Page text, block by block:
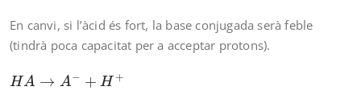
En canvi, si l’àcid és fort, la base conjugada serà feble
(tindrà poca capacitat per a acceptar protons).
HA → A− + H +
HA→ A +H +